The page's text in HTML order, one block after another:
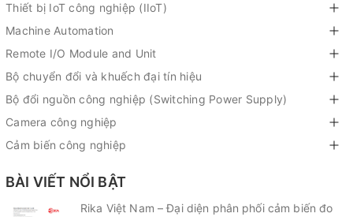
Thiết bị IoT công nghiệp (IIoT)
Machine Automation
Remote I/O Module and Unit
Bộ chuyển đổi và khuếch đại tín hiệu
Bộ đổi nguồn công nghiệp (Switching Power Supply)
Camera công nghiệp
Cảm biến công nghiệp
BÀI VIẾT NỔI BẬT
Rika Việt Nam – Đại diện phân phối cảm biến đo